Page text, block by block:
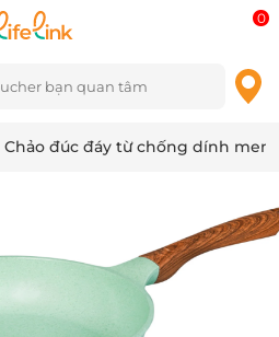
0
Chảo đúc đáy từ chống dính men